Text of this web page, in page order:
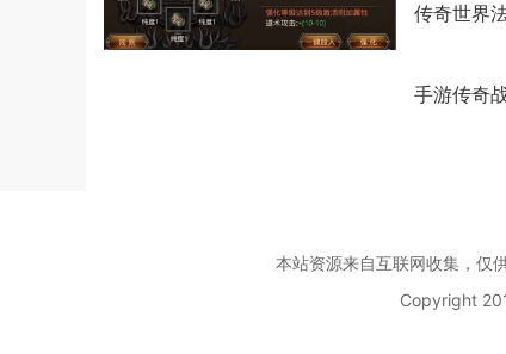
传奇世界
手游传奇
本站资源来自互联网收集，仅
Copyright